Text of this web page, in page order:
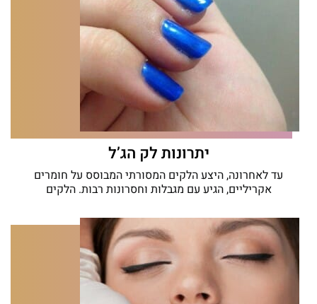
יתרונות לק הג’ל
עד לאחרונה, היצע הלקים המסורתי המבוסס על חומרים
אקריליים, הגיע עם מגבלות וחסרונות רבות. הלקים